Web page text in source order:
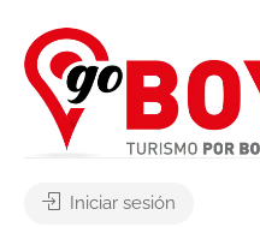
Iniciar sesión